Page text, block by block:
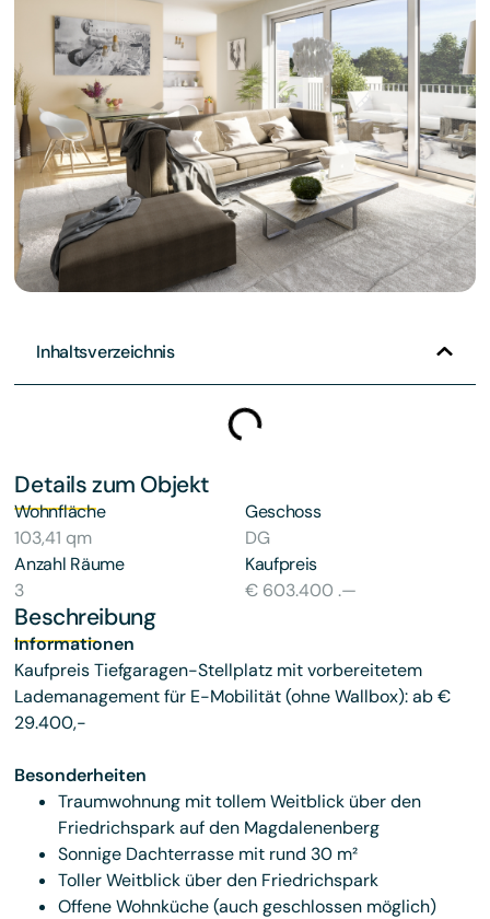
Inhaltsverzeichnis
Details zum Objekt
Wohnfläche
103,41 qm
Geschoss
DG
Anzahl Räume
3
Kaufpreis
€ 603.400 .—
Beschreibung
Informationen
Kaufpreis Tiefgaragen-Stellplatz mit vorbereitetem
Lademanagement für E-Mobilität (ohne Wallbox): ab €
29.400,-
Besonderheiten
Traumwohnung mit tollem Weitblick über den
Friedrichspark auf den Magdalenenberg
Sonnige Dachterrasse mit rund 30 m²
Toller Weitblick über den Friedrichspark
Offene Wohnküche (auch geschlossen möglich)